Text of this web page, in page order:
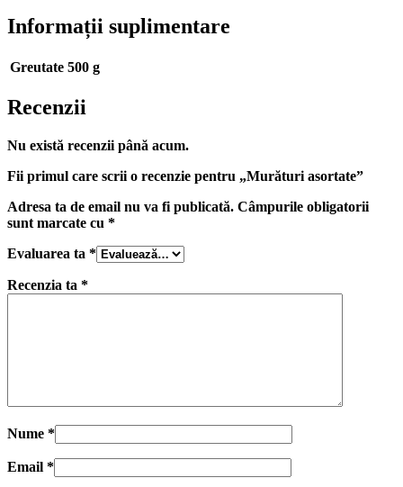
Informații suplimentare
Greutate 500 g
Recenzii
Nu există recenzii până acum.
Fii primul care scrii o recenzie pentru „Murături asortate”
Adresa ta de email nu va fi publicată. Câmpurile obligatorii
sunt marcate cu *
Evaluarea ta *
Recenzia ta *
Nume *
Email *